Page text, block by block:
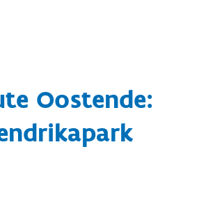
Oostende: